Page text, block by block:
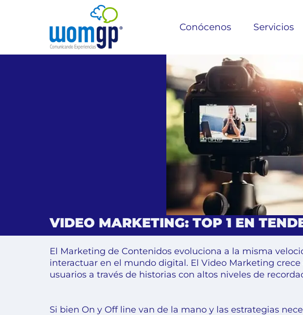
Conócenos Servicios
VIDEO MARKETING: TOP 1 EN
El Marketing de Contenidos evoluciona a la misma
interactuar en el mundo digital. El Video Marketing
usuarios a través de historias con altos niveles de
Si bien On y Off line van de la mano y las estrategias